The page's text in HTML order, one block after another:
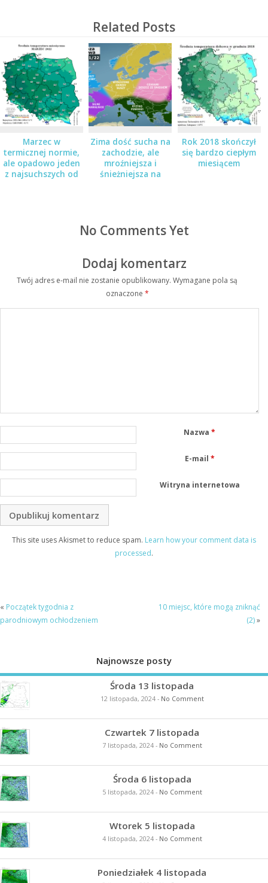
Related Posts
Marzec w
termicznej normie,
ale opadowo jeden
z najsuchszych od
Zima dość sucha na
zachodzie, ale
mroźniejsza i
śnieżniejsza na
Rok 2018 skończył
się bardzo ciepłym
miesiącem
No Comments Yet
Dodaj komentarz
Twój adres e-mail nie zostanie opublikowany. Wymagane pola są
oznaczone *
Nazwa*
E-mail *
Witryna internetowa
This site uses Akismet to reduce spam. Learn how your comment data is
processed.
« Początek tygodnia z
parodniowym ochłodzeniem
10 miejsc, które mogą zniknąć
(2)»
Najnowsze posty
Środa 13 listopada
12 listopada, 2024- No Comment
Czwartek 7 listopada
7 listopada, 2024- No Comment
Środa 6 listopada
5 listopada, 2024- No Comment
Wtorek 5 listopada
4 listopada, 2024- No Comment
Poniedziałek 4 listopada